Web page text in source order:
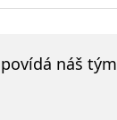
náš tým